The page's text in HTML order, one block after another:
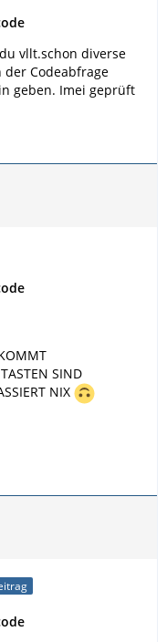
vllt.schon diverse
der Codeabfrage
geben. Imei geprüft
SIND
NIX